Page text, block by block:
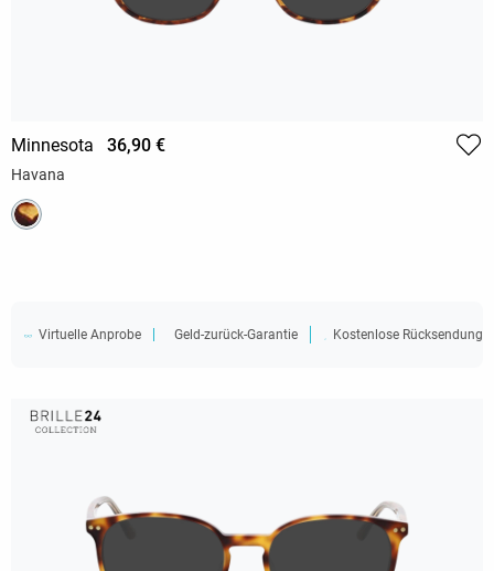
Minnesota 36,90 €
Havana
Virtuelle Anprobe Geld-zurück-Garantie Kostenlose Rücksendung